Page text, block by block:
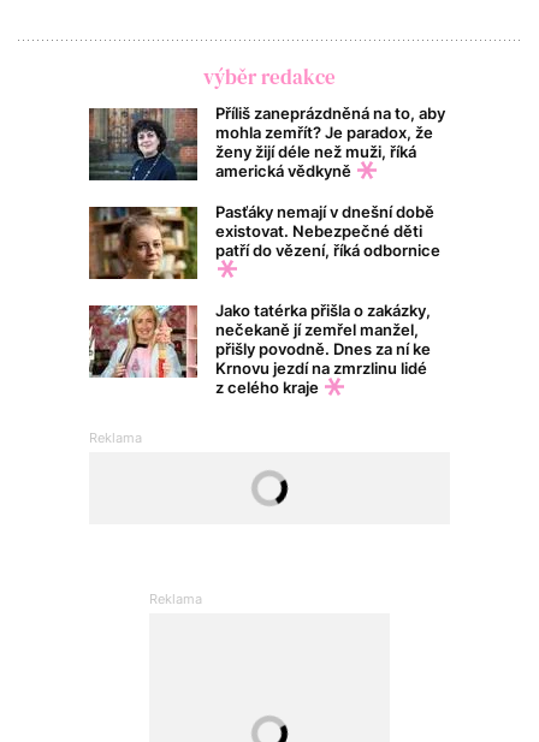
výběr redakce
Příliš zaneprázdněná na to, aby
mohla zemřít? Je paradox, že
ženy žijí déle než muži, říká
americká vědkyně
Pasťáky nemají v dnešní době
existovat. Nebezpečné děti
patří do vězení, říká odbornice
Jako tatérka přišla o zakázky,
nečekaně jí zemřel manžel,
přišly povodně. Dnes za ní ke
Krnovu jezdí na zmrzlinu lidé
z celého kraje